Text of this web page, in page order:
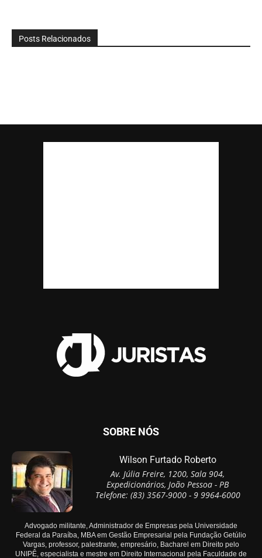
Posts Relacionados
SOBRE NÓS
Wilson Furtado Roberto
Av. Júlia Freire, 1200, Sala 904,
Expedicionários, João Pessoa - PB
Telefone: (83) 3567-9000 - 9 9964-6000
Advogado militante, Administrador de Empresas pela Universidade
Federal da Paraíba, MBA em Gestão Empresarial pela Fundação Getúlio
Vargas, professor, palestrante, empresário, Bacharel em Direito pelo
UNIPÊ, especialista e mestre em Direito Internacional pela Faculdade de